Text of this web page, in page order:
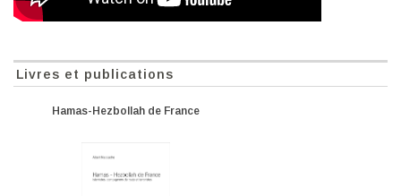
Livres et publications
Hamas-Hezbollah de France